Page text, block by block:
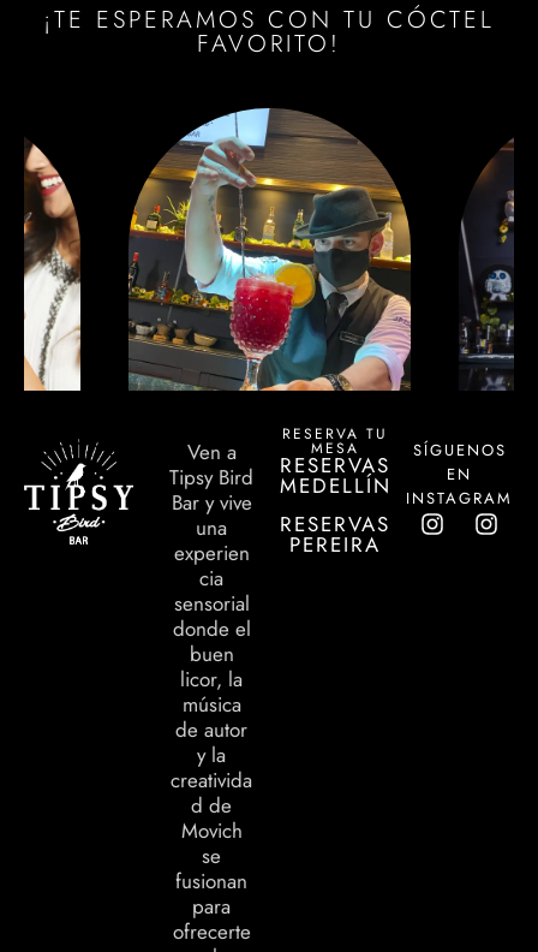
¡TE ESPERAMOS CON TU CÓCTEL
FAVORITO!
Ven a
Tipsy Bird
Bar y vive
una
experien
cia
sensorial
donde el
buen
licor, la
música
de autor
y la
creativida
d de
Movich
se
fusionan
para
ofrecerte
RESERVA TU
MESA
RESERVAS
MEDELLÍN
RESERVAS
PEREIRA
SÍGUENOS
EN
INSTAGRAM